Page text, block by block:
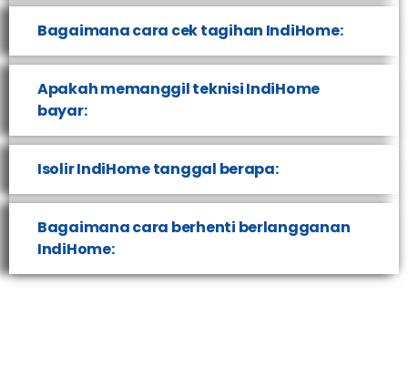
Bagaimana cara cek tagihan IndiHome:
Apakah memanggil teknisi IndiHome
bayar:
Isolir IndiHome tanggal berapa:
Bagaimana cara berhenti berlangganan
IndiHome: